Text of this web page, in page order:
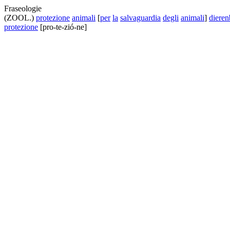
Fraseologie
(ZOOL.) protezione animali [per la salvaguardia degli animali]
protezione [pro-te-zió-ne]